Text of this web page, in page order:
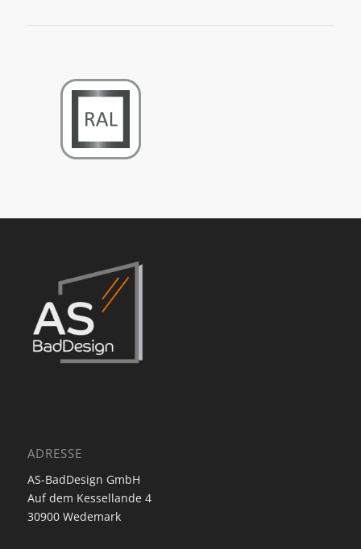
ADRESSE
AS-BadDesign GmbH
Auf dem Kessellande 4
30900 Wedemark